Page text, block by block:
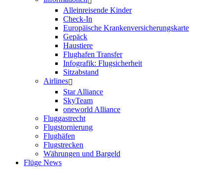
Alleinreisende Kinder
Check-In
Europäische Krankenversicherungskarte
Gepäck
Haustiere
Flughafen Transfer
Infografik: Flugsicherheit
Sitzabstand
Airlines
Star Alliance
SkyTeam
oneworld Alliance
Fluggastrecht
Flugstornierung
Flughäfen
Flugstrecken
Währungen und Bargeld
Flüge News